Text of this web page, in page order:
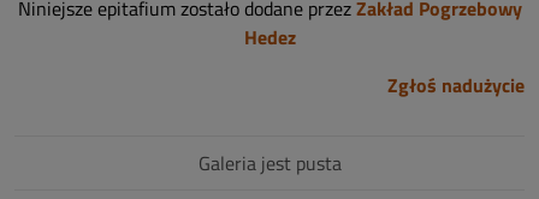
Niniejsze epitafium zostało dodane przezZakład Pogrzebowy
Hedez
Zgłoś nadużycie
Galeria jest pusta